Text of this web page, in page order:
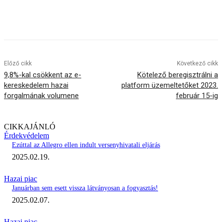
Előző cikk
9,8%-kal csökkent az e-
kereskedelem hazai
forgalmának volumene
Következő cikk
Kötelező beregisztrálni a
platform üzemeltetőket 2023.
február 15-ig
CIKKAJÁNLÓ
Érdekvédelem
Ezúttal az Allegro ellen indult versenyhivatali eljárás
2025.02.19.
Hazai piac
Januárban sem esett vissza látványosan a fogyasztás!
2025.02.07.